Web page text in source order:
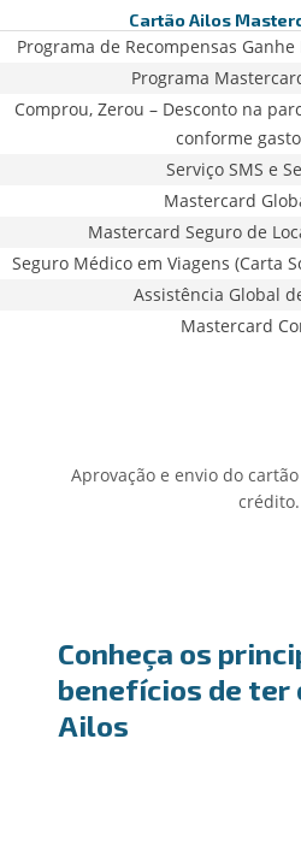
Cartão Ailos
Programa de Recompensas
Programa
Comprou, Zerou – Desconto na
conforme
Serviço SMS e
Mastercard
Mastercard Seguro de
Seguro Médico em Viagens (Carta
Assistência Global
Mastercard
Aprovação e envio do
crédito.
Conheça os
benefícios de ter
Ailos